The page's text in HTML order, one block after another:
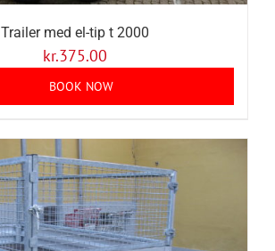
Trailer med el-tip t 2000
kr.375.00
BOOK NOW